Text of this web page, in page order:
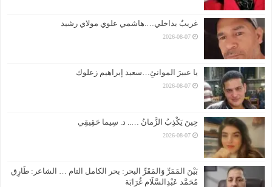
غريبٌ بداخلي….هاشمي علوي مولاي رشيد
2026-08-07
يا عبيرَ الموانئِ…سعيد إبراهيم زعلوك
2026-08-07
حِينَ يَكْذِبُ الزَّمانُ ….. د. سِيما حَقِيقِي
2026-08-07
بَيْنَ المَمَرِّ وَالمَقَرِّ البحر: بحر الكامل التام … الشاعر: طَارِق
مُحَمَّد عَبْدِالسَّلَام غُرَابَة